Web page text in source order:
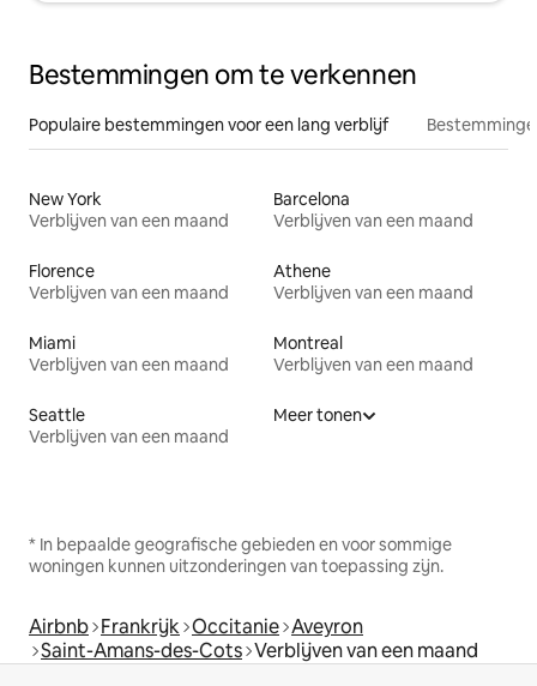
Bestemmingen om te verkennen
Populaire bestemmingen voor een lang verblijf
New York
Verblijven van een maand
Barcelona
Verblijven van een maand
Florence
Verblijven van een maand
Athene
Verblijven van een maand
Miami
Verblijven van een maand
Montreal
Verblijven van een maand
Seattle
Verblijven van een maand
Meer tonen
* In bepaalde geografische gebieden en voor sommige
woningen kunnen uitzonderingen van toepassing zijn.
Airbnb Frankrijk Occitanie Aveyron
Saint-Amans-des-Cots Verblijven van een maand